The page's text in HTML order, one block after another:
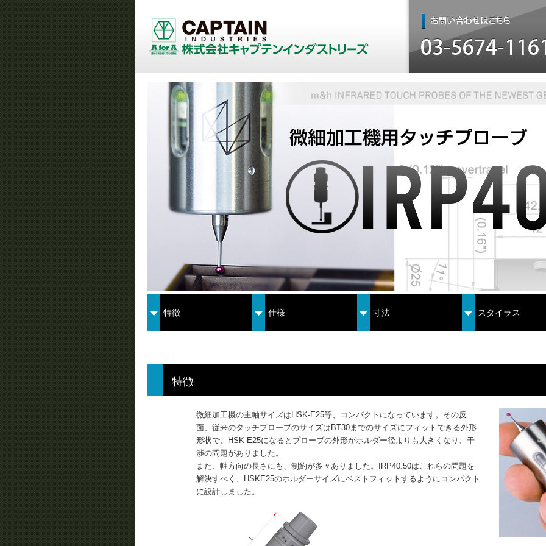
特徴 仕様 寸法 スタイラス
特徴
微細加工機の主軸サイズはHSK-E25等、コンパクトになっています。その反
面、従来のタッチプローブのサイズはBT30までのサイズにフィットできる外形
形状で、HSK-E25になるとプローブの外形がホルダー径よりも大きくなり、干
渉の問題がありました。
また、軸方向の長さにも、制約が多々ありました。IRP40.50はこれらの問題を
解決すべく、HSKE25のホルダーサイズにベストフィットするようにコンパクト
に設計しました。